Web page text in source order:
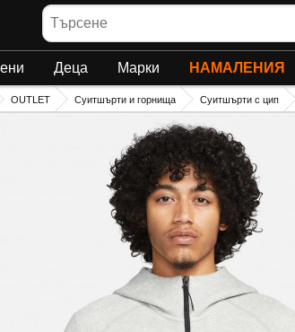
Търсене
Деца Марки НАМАЛЕНИЯ
OUTLET Суитшърти и горнища Суитшърти с цип